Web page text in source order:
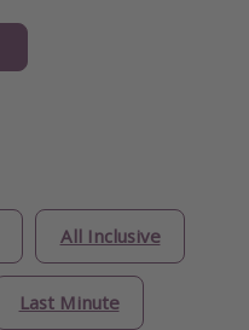
All Inclusive
Last Minute